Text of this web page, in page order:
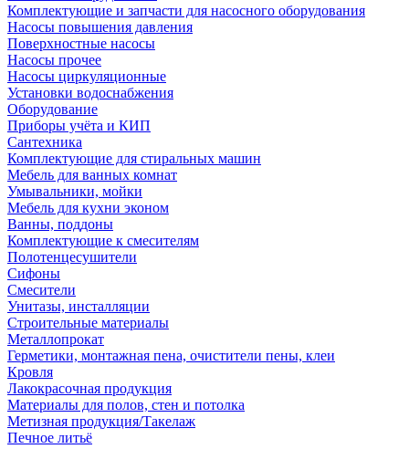
Комплектующие и запчасти для насосного оборудования
Насосы повышения давления
Поверхностные насосы
Насосы прочее
Насосы циркуляционные
Установки водоснабжения
Оборудование
Приборы учёта и КИП
Сантехника
Комплектующие для стиральных машин
Мебель для ванных комнат
Умывальники, мойки
Мебель для кухни эконом
Ванны, поддоны
Комплектующие к смесителям
Полотенцесушители
Сифоны
Смесители
Унитазы, инсталляции
Строительные материалы
Металлопрокат
Герметики, монтажная пена, очистители пены, клеи
Кровля
Лакокрасочная продукция
Материалы для полов, стен и потолка
Метизная продукция/Такелаж
Печное литьё